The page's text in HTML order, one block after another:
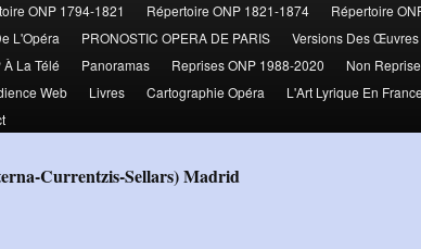
ONP 1794-1821 Répertoire ONP 1821-1874 Répertoire
L'Opéra PRONOSTIC OPERA DE PARIS Versions Des Œuvres
À La Télé Panoramas Reprises ONP 1988-2020 Non
Web Livres Cartographie Opéra L'Art Lyrique En France
Currentzis-Sellars) Madrid